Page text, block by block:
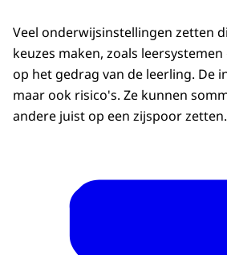
Veel onderwijsinstellingen zetten
keuzes maken, zoals
op het gedrag van de leerling. De
maar ook risico's. Ze kunnen
andere juist op een zijspoor